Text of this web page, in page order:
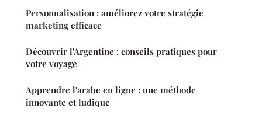
Personnalisation : améliorez votre stratégie
marketing efficace
Découvrir l'Argentine : conseils pratiques pour
votre voyage
Apprendre l'arabe en ligne : une méthode
innovante et ludique